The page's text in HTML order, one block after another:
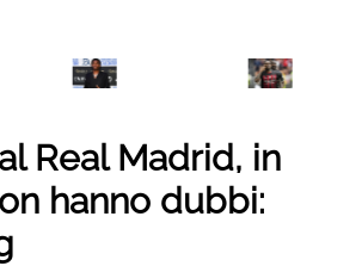
Real Madrid, in
hanno dubbi: